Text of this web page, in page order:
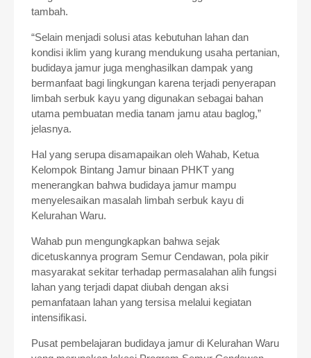
tambah.
“Selain menjadi solusi atas kebutuhan lahan dan
kondisi iklim yang kurang mendukung usaha pertanian,
budidaya jamur juga menghasilkan dampak yang
bermanfaat bagi lingkungan karena terjadi penyerapan
limbah serbuk kayu yang digunakan sebagai bahan
utama pembuatan media tanam jamu atau baglog,”
jelasnya.
Hal yang serupa disamapaikan oleh Wahab, Ketua
Kelompok Bintang Jamur binaan PHKT yang
menerangkan bahwa budidaya jamur mampu
menyelesaikan masalah limbah serbuk kayu di
Kelurahan Waru.
Wahab pun mengungkapkan bahwa sejak
dicetuskannya program Semur Cendawan, pola pikir
masyarakat sekitar terhadap permasalahan alih fungsi
lahan yang terjadi dapat diubah dengan aksi
pemanfataan lahan yang tersisa melalui kegiatan
intensifikasi.
Pusat pembelajaran budidaya jamur di Kelurahan Waru